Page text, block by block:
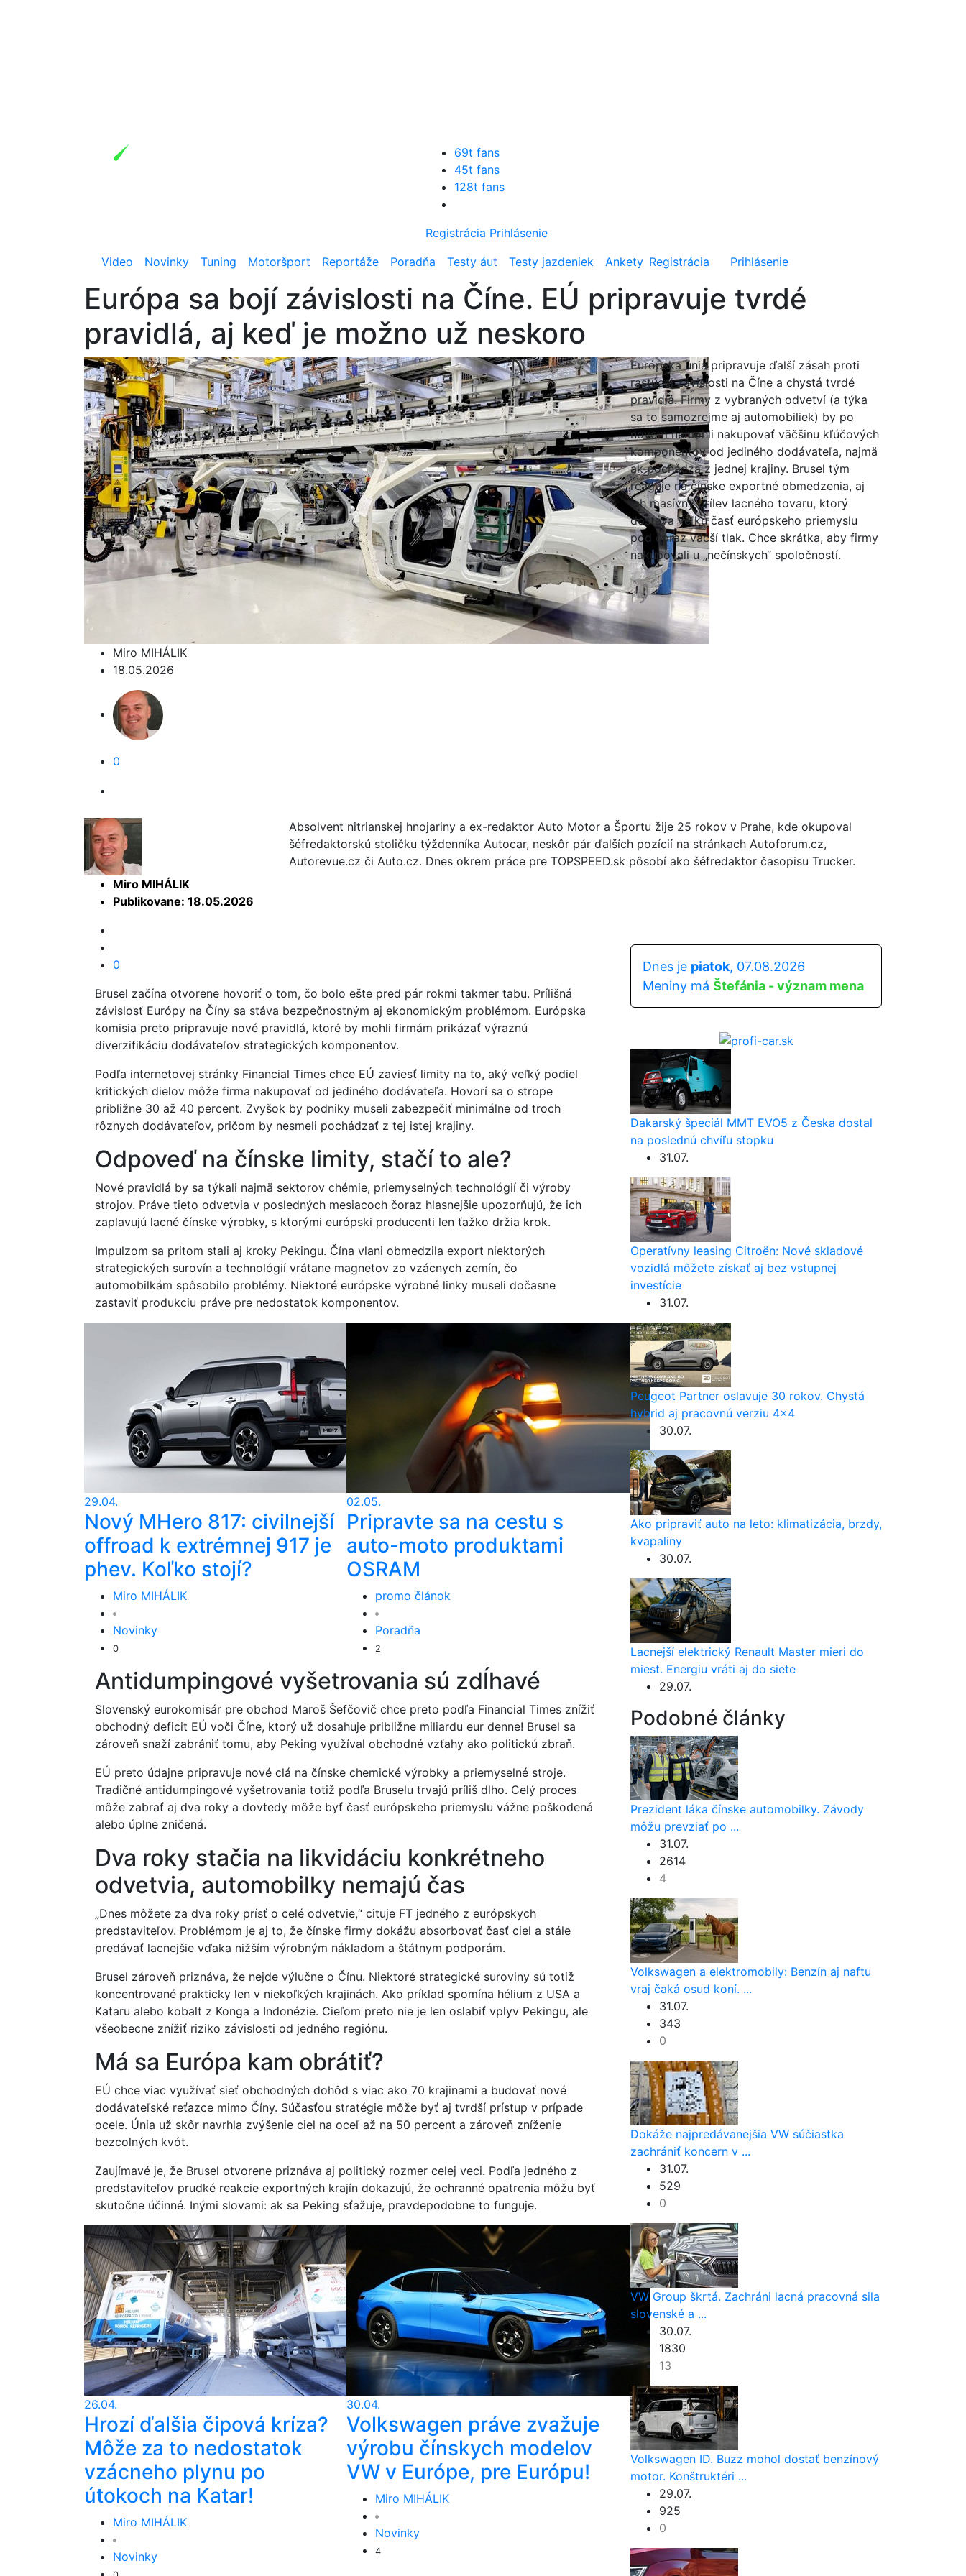
69t fans
45t fans
128t fans
Registrácia Prihlásenie
Video
Novinky Tuning Motoršport Reportáže Poradňa Testy áut Testy jazdeniek Ankety Registrácia Prihlásenie
Európa sa bojí závislosti na Číne. EÚ pripravuje tvrdé
pravidlá, aj keď je možno už neskoro
Miro MIHÁLIK
18.05.2026
0
Európska únia pripravuje ďalší zásah proti
rastúcej závislosti na Číne a chystá tvrdé
pravidlá. Firmy z vybraných odvetví (a týka
sa to samozrejme aj automobiliek) by po
novom nemohli nakupovať väčšinu kľúčových
komponentov od jediného dodávateľa, najmä
ak pochádza z jednej krajiny. Brusel tým
reaguje na čínske exportné obmedzenia, aj
ich masívny prílev lacného tovaru, ktorý
dostáva veľkú časť európskeho priemyslu
pod čoraz väčší tlak. Chce skrátka, aby firmy
nakupovali u „nečínskych“ spoločností.
Miro MIHÁLIK
Publikovane: 18.05.2026
Absolvent nitrianskej hnojariny a ex-redaktor Auto Motor a Športu žije 25 rokov v Prahe, kde okupoval
šéfredaktorskú stoličku týždenníka Autocar, neskôr pár ďalších pozícií na stránkach Autoforum.cz,
Autorevue.cz či Auto.cz. Dnes okrem práce pre TOPSPEED.sk pôsobí ako šéfredaktor časopisu Trucker.
0
Brusel začína otvorene hovoriť o tom, čo bolo ešte pred pár rokmi takmer tabu. Prílišná
závislosť Európy na Číny sa stáva bezpečnostným aj ekonomickým problémom. Európska
komisia preto pripravuje nové pravidlá, ktoré by mohli firmám prikázať výraznú
diverzifikáciu dodávateľov strategických komponentov.
Podľa internetovej stránky Financial Times chce EÚ zaviesť limity na to, aký veľký podiel
kritických dielov môže firma nakupovať od jediného dodávateľa. Hovorí sa o strope
približne 30 až 40 percent. Zvyšok by podniky museli zabezpečiť minimálne od troch
rôznych dodávateľov, pričom by nesmeli pochádzať z tej istej krajiny.
Odpoveď na čínske limity, stačí to ale?
Nové pravidlá by sa týkali najmä sektorov chémie, priemyselných technológií či výroby
strojov. Práve tieto odvetvia v posledných mesiacoch čoraz hlasnejšie upozorňujú, že ich
zaplavujú lacné čínske výrobky, s ktorými európski producenti len ťažko držia krok.
Impulzom sa pritom stali aj kroky Pekingu. Čína vlani obmedzila export niektorých
strategických surovín a technológií vrátane magnetov zo vzácnych zemín, čo
automobilkám spôsobilo problémy. Niektoré európske výrobné linky museli dočasne
zastaviť produkciu práve pre nedostatok komponentov.
29.04.
Nový MHero 817: civilnejší
offroad k extrémnej 917 je
phev. Koľko stojí?
Miro MIHÁLIK
Novinky
0
02.05.
Pripravte sa na cestu s
auto-moto produktami
OSRAM
promo článok
Poradňa
2
Antidumpingové vyšetrovania sú zdĺhavé
Slovenský eurokomisár pre obchod Maroš Šefčovič chce preto podľa Financial Times znížiť
obchodný deficit EÚ voči Číne, ktorý už dosahuje približne miliardu eur denne! Brusel sa
zároveň snaží zabrániť tomu, aby Peking využíval obchodné vzťahy ako politickú zbraň.
EÚ preto údajne pripravuje nové clá na čínske chemické výrobky a priemyselné stroje.
Tradičné antidumpingové vyšetrovania totiž podľa Bruselu trvajú príliš dlho. Celý proces
môže zabrať aj dva roky a dovtedy môže byť časť európskeho priemyslu vážne poškodená
alebo úplne zničená.
Dva roky stačia na likvidáciu konkrétneho
odvetvia, automobilky nemajú čas
„Dnes môžete za dva roky prísť o celé odvetvie,“ cituje FT jedného z európskych
predstaviteľov. Problémom je aj to, že čínske firmy dokážu absorbovať časť ciel a stále
predávať lacnejšie vďaka nižším výrobným nákladom a štátnym podporám.
Brusel zároveň priznáva, že nejde výlučne o Čínu. Niektoré strategické suroviny sú totiž
koncentrované prakticky len v niekoľkých krajinách. Ako príklad spomína hélium z USA a
Kataru alebo kobalt z Konga a Indonézie. Cieľom preto nie je len oslabiť vplyv Pekingu, ale
všeobecne znížiť riziko závislosti od jedného regiónu.
Má sa Európa kam obrátiť?
EÚ chce viac využívať sieť obchodných dohôd s viac ako 70 krajinami a budovať nové
dodávateľské reťazce mimo Číny. Súčasťou stratégie môže byť aj tvrdší prístup v prípade
ocele. Únia už skôr navrhla zvýšenie ciel na oceľ až na 50 percent a zároveň zníženie
bezcolných kvót.
Zaujímavé je, že Brusel otvorene priznáva aj politický rozmer celej veci. Podľa jedného z
predstaviteľov prudké reakcie exportných krajín dokazujú, že ochranné opatrenia môžu byť
skutočne účinné. Inými slovami: ak sa Peking sťažuje, pravdepodobne to funguje.
26.04.
Hrozí ďalšia čipová kríza?
Môže za to nedostatok
vzácneho plynu po
útokoch na Katar!
Miro MIHÁLIK
Novinky
30.04.
Volkswagen práve zvažuje
výrobu čínskych modelov
VW v Európe, pre Európu!
Miro MIHÁLIK
Novinky
4
Dnes je piatok, 07.08.2026
Meniny má Štefánia - význam mena
Dakarský špeciál MMT EVO5 z Česka dostal
na poslednú chvíľu stopku
31.07.
Operatívny leasing Citroën: Nové skladové
vozidlá môžete získať aj bez vstupnej
investície
31.07.
Peugeot Partner oslavuje 30 rokov. Chystá
hybrid aj pracovnú verziu 4×4
30.07.
Ako pripraviť auto na leto: klimatizácia, brzdy,
kvapaliny
30.07.
Lacnejší elektrický Renault Master mieri do
miest. Energiu vráti aj do siete
29.07.
Podobné články
Prezident láka čínske automobilky. Závody
môžu prevziať po ...
31.07.
2614
4
Volkswagen a elektromobily: Benzín aj naftu
vraj čaká osud koní. ...
31.07.
343
0
Dokáže najpredávanejšia VW súčiastka
zachrániť koncern v ...
31.07.
529
0
VW Group škrtá. Zachráni lacná pracovná sila
slovenské a ...
30.07.
1830
13
Volkswagen ID. Buzz mohol dostať benzínový
motor. Konštruktéri ...
29.07.
925
0